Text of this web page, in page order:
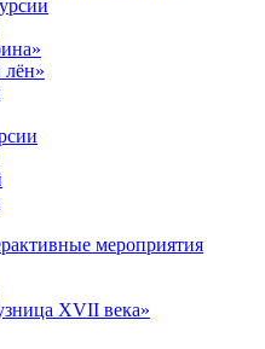
мероприятия
XVII века»